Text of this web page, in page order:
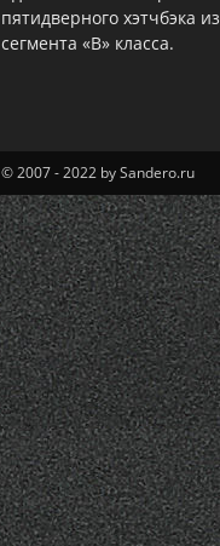
пятидверного хэтчбэка из
сегмента «В» класса.
© 2007 - 2022 by Sandero.ru